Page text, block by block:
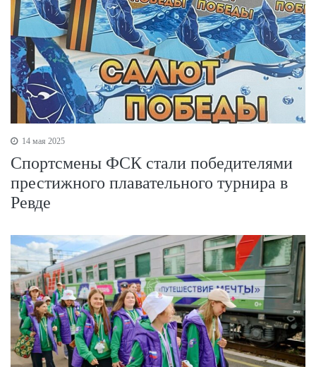
14 мая 2025
Спортсмены ФСК стали победителями
престижного плавательного турнира в
Ревде